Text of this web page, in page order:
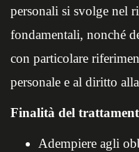
personali si svolge nel
fondamentali, nonché
con particolare
personale e al diritto
Finalità del
Adempiere agli